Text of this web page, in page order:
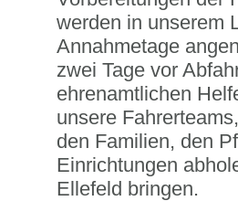
werden in unserem
Annahmetage
zwei Tage vor
ehrenamtlichen
unsere
den Familien, den
Einrichtungen
Ellefeld bringen.